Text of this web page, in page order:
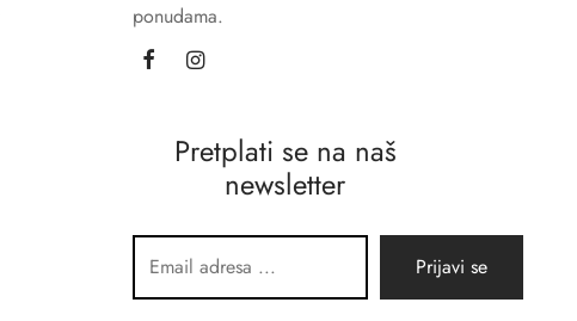
ponudama.
Pretplati se na naš
newsletter